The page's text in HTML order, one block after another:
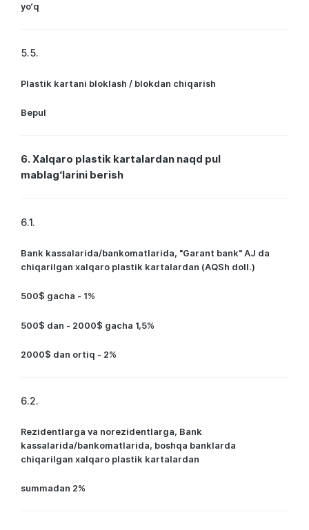
yo‘q
5.5.
Plastik kartani bloklash / blokdan chiqarish
Bepul
6. Xalqaro plastik kartalardan naqd pul
mablag‘larini berish
6.1.
Bank kassalarida/bankomatlarida, "Garant bank" AJ da
chiqarilgan xalqaro plastik kartalardan (AQSh doll.)
500$ gacha - 1%
500$ dan - 2000$ gacha 1,5%
2000$ dan ortiq - 2%
6.2.
Rezidentlarga va norezidentlarga, Bank
kassalarida/bankomatlarida, boshqa banklarda
chiqarilgan xalqaro plastik kartalardan
summadan 2%